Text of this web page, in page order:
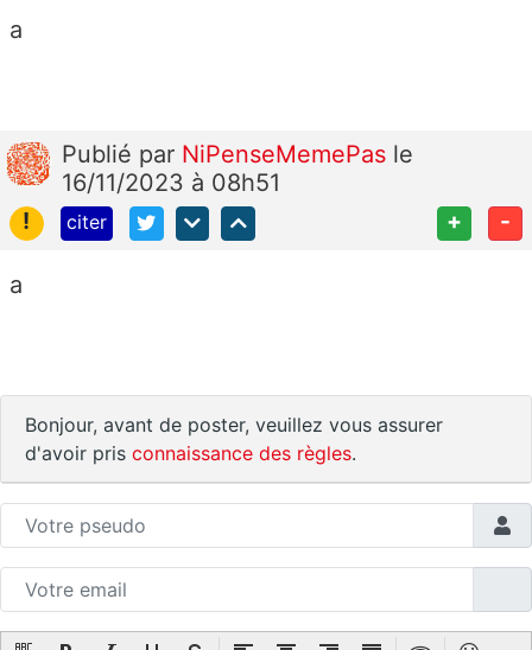
a
Publié par NiPenseMemePas le
16/11/2023 à 08h51
!
citer + -
a
Bonjour, avant de poster, veuillez vous assurer
d'avoir pris connaissance des règles.